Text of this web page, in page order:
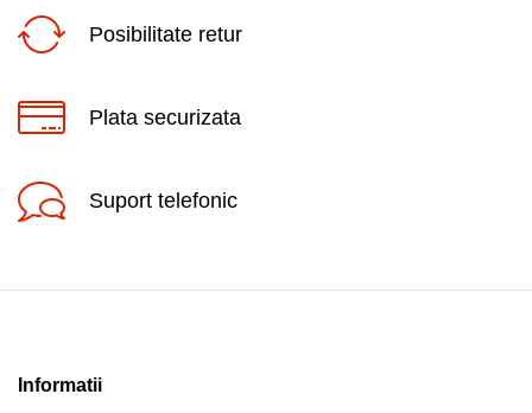
Posibilitate retur
Plata securizata
Suport telefonic
Informatii